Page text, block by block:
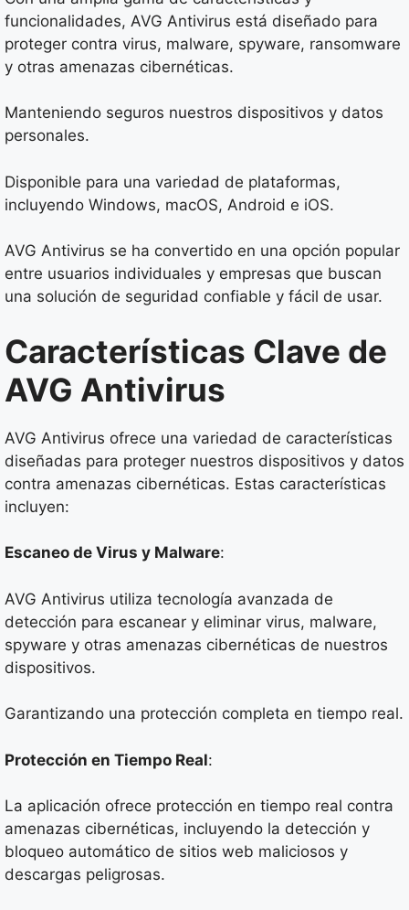
funcionalidades, AVG Antivirus está diseñado para
proteger contra virus, malware, spyware, ransomware
y otras amenazas cibernéticas.
Manteniendo seguros nuestros dispositivos y datos
personales.
Disponible para una variedad de plataformas,
incluyendo Windows, macOS, Android e iOS.
AVG Antivirus se ha convertido en una opción popular
entre usuarios individuales y empresas que buscan
una solución de seguridad confiable y fácil de usar.
Características Clave de
AVG Antivirus
AVG Antivirus ofrece una variedad de características
diseñadas para proteger nuestros dispositivos y datos
contra amenazas cibernéticas. Estas características
incluyen:
Escaneo de Virus y Malware:
AVG Antivirus utiliza tecnología avanzada de
detección para escanear y eliminar virus, malware,
spyware y otras amenazas cibernéticas de nuestros
dispositivos.
Garantizando una protección completa en tiempo real.
Protección en Tiempo Real:
La aplicación ofrece protección en tiempo real contra
amenazas cibernéticas, incluyendo la detección y
bloqueo automático de sitios web maliciosos y
descargas peligrosas.